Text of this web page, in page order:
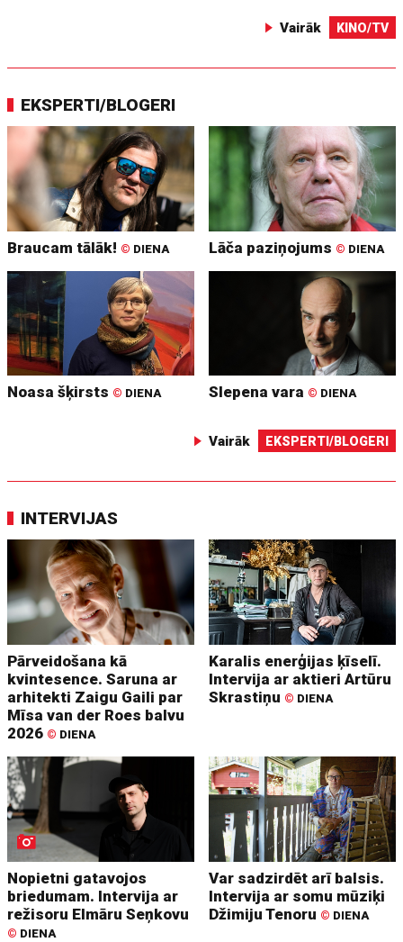
Vairāk KINO/TV
EKSPERTI/BLOGERI
Braucam tālāk! © DIENA Lāča paziņojums © DIENA
Noasa šķirsts © DIENA Slepena vara © DIENA
Vairāk EKSPERTI/BLOGERI
INTERVIJAS
Pārveidošana kā
kvintesence. Saruna ar
arhitekti Zaigu Gaili par
Mīsa van der Roes balvu
2026 © DIENA
Karalis enerģijas ķīselī.
Intervija ar aktieri Artūru
Skrastiņu © DIENA
Nopietni gatavojos
briedumam. Intervija ar
režisoru Elmāru Seņkovu
© DIENA
Var sadzirdēt arī balsis.
Intervija ar somu mūziķi
Džimiju Tenoru © DIENA